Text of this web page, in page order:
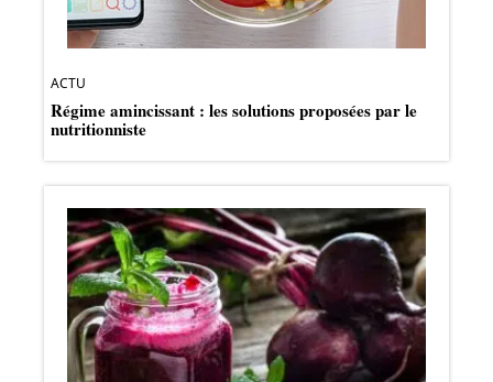
ACTU
Régime amincissant : les solutions proposées par le
nutritionniste